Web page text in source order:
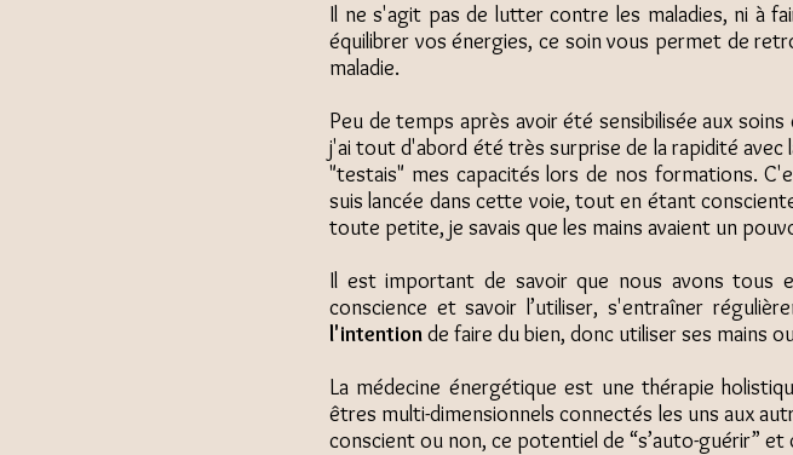
Il ne s'agit pas de lutter contre les maladies, ni à
équilibrer vos énergies, ce soin vous permet de
maladie.
Peu de temps après avoir été sensibilisée aux
j'ai tout d'abord été très surprise de la rapidité avec
"testais" mes capacités lors de nos formations.
suis lancée dans cette voie, tout en étant
toute petite, je savais que les mains avaient un
Il est important de savoir que nous avons tous
conscience et savoir l’utiliser, s'entraîner
l'intentionde faire du bien, donc utiliser ses mains
La médecine énergétique est une thérapie
êtres multi-dimensionnels connectés les uns aux
conscient ou non, ce potentiel de “s’auto-guérir” et